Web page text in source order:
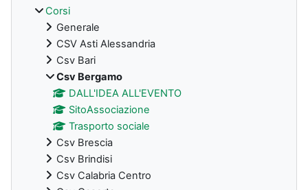
Corsi
Generale
CSV Asti Alessandria
Csv Bari
Csv Bergamo
DALL'IDEA ALL'EVENTO
SitoAssociazione
Trasporto sociale
Csv Brescia
Csv Brindisi
Csv Calabria Centro